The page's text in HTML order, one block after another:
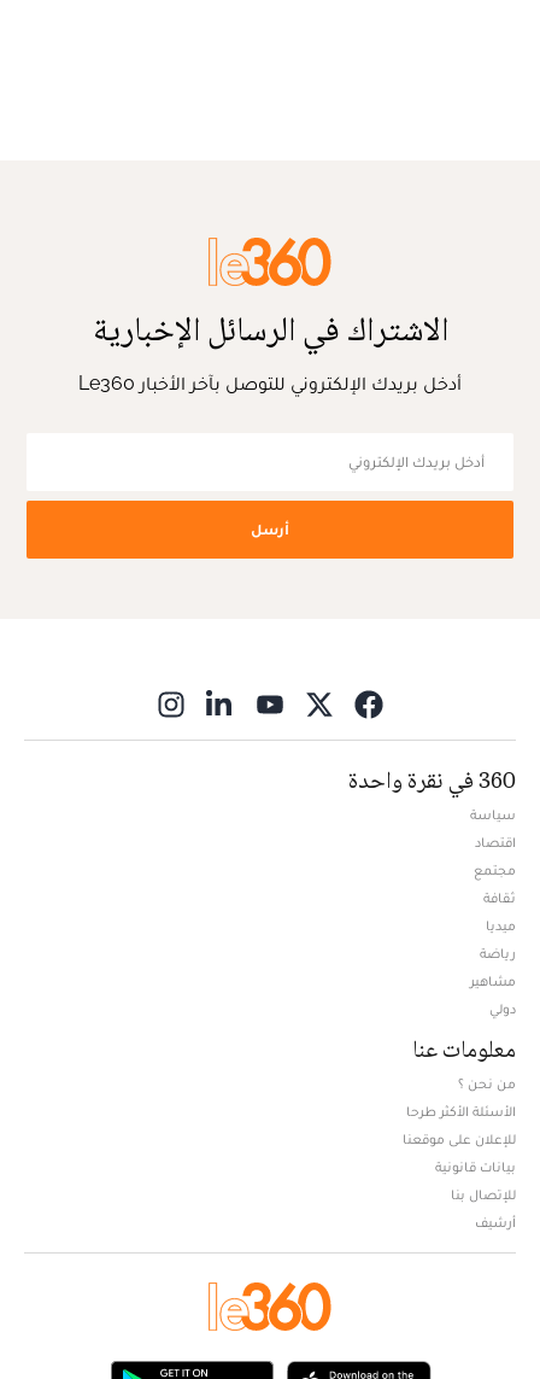
الاشتراك في الرسائل الإخبارية
أدخل بريدك الإلكتروني للتوصل بآخر الأخبار Le360
أرسل
360 في نقرة واحدة
سياسة
اقتصاد
مجتمع
ثقافة
ميديا
رياضة
مشاهير
دولي
معلومات عنا
من نحن ؟
الأسئلة الأكثر طرحا
للإعلان على موقعنا
بيانات قانونية
للإتصال بنا
أرشيف